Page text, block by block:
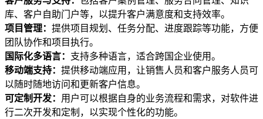
库、客户自助门户等，以提升客户满意度和支持效率。
项目管理： 提供项目规划、任务分配、进度跟踪等功能，方便
团队协作和项目执行。
国际化多语言： 支持多种语言，适合跨国企业使用。
移动端支持： 提供移动端应用，让销售人员和客户服务人员可
以随时随地访问和更新客户信息。
可定制开发： 用户可以根据自身的业务流程和需求，对软件进
行二次开发和定制，以实现个性化的功能。